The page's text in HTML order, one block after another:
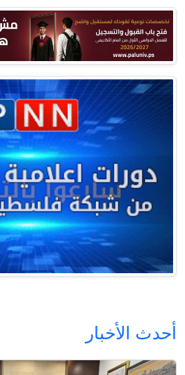
أحدث الأخبار